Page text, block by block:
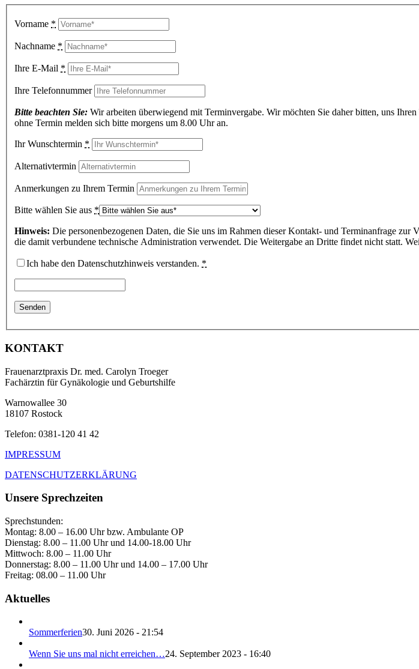
Vorname *
Nachname *
Ihre E-Mail *
Ihre Telefonnummer
Bitte beachten Sie: Wir arbeiten überwiegend mit Terminvergabe. Wir möchten Sie daher bitten, uns
ohne Termin melden sich bitte morgens um 8.00 Uhr an.
Ihr Wunschtermin *
Alternativtermin
Anmerkungen zu Ihrem Termin
Bitte wählen Sie aus *
Hinweis: Die personenbezogenen Daten, die Sie uns im Rahmen dieser Kontakt- und Terminanfrage
die damit verbundene technische Administration verwendet. Die Weitergabe an Dritte findet nicht statt.
Ich habe den Datenschutzhinweis verstanden. *
KONTAKT
Frauenarztpraxis Dr. med. Carolyn Troeger
Fachärztin für Gynäkologie und Geburtshilfe
Warnowallee 30
18107 Rostock
Telefon: 0381-120 41 42
IMPRESSUM
DATENSCHUTZERKLÄRUNG
Unsere Sprechzeiten
Sprechstunden:
Montag: 8.00 – 16.00 Uhr bzw. Ambulante OP
Dienstag: 8.00 – 11.00 Uhr und 14.00-18.00 Uhr
Mittwoch: 8.00 – 11.00 Uhr
Donnerstag: 8.00 – 11.00 Uhr und 14.00 – 17.00 Uhr
Freitag: 08.00 – 11.00 Uhr
Aktuelles
Sommerferien30. Juni 2026 - 21:54
Wenn Sie uns mal nicht erreichen…24. September 2023 - 16:40